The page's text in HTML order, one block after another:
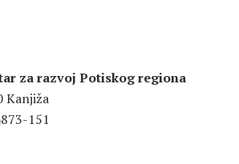
za razvoj Potiskog regiona
Kanjiža
151